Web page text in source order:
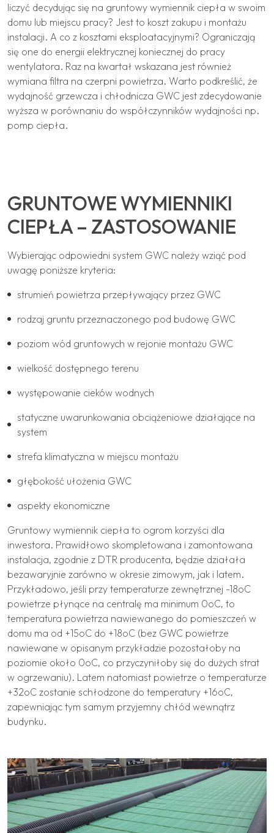
liczyć decydując się na gruntowy wymiennik ciepła w swoim
domu lub miejscu pracy? Jest to koszt zakupu i montażu
instalacji. A co z kosztami eksploatacyjnymi? Ograniczają
się one do energii elektrycznej koniecznej do pracy
wentylatora. Raz na kwartał wskazana jest również
wymiana filtra na czerpni powietrza. Warto podkreślić, że
wydajność grzewcza i chłodnicza GWC jest zdecydowanie
wyższa w porównaniu do współczynników wydajności np.
pomp ciepła.
GRUNTOWE WYMIENNIKI
CIEPŁA – ZASTOSOWANIE
Wybierając odpowiedni system GWC należy wziąć pod
uwagę poniższe kryteria:
strumień powietrza przepływający przez GWC
rodzaj gruntu przeznaczonego pod budowę GWC
poziom wód gruntowych w rejonie montażu GWC
wielkość dostępnego terenu
występowanie cieków wodnych
statyczne uwarunkowania obciążeniowe działające na
system
strefa klimatyczna w miejscu montażu
głębokość ułożenia GWC
aspekty ekonomiczne
Gruntowy wymiennik ciepła to ogrom korzyści dla
inwestora. Prawidłowo skompletowana i zamontowana
instalacja, zgodnie z DTR producenta, będzie działała
bezawaryjnie zarówno w okresie zimowym, jak i latem.
Przykładowo, jeśli przy temperaturze zewnętrznej -18oC
powietrze płynące na centralę ma minimum 0oC, to
temperatura powietrza nawiewanego do pomieszczeń w
domu ma od +15oC do +18oC (bez GWC powietrze
nawiewane w opisanym przykładzie pozostałoby na
poziomie około 0oC, co przyczyniłoby się do dużych strat
w ogrzewaniu). Latem natomiast powietrze o temperaturze
+32oC zostanie schłodzone do temperatury +16oC,
zapewniając tym samym przyjemny chłód wewnątrz
budynku.